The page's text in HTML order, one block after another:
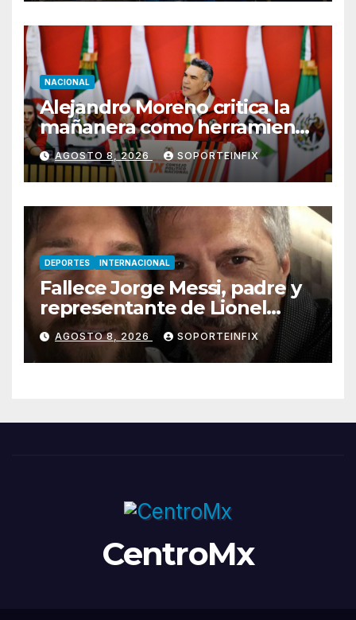
NACIONAL
Alejandro Moreno critica la
mañanera como herramienta
de control y señala
incongruencia en regulación
del derecho de réplica
AGOSTO 8, 2026 SOPORTEINFIX
DEPORTES INTERNACIONAL
Fallece Jorge Messi, padre y
representante de Lionel
Messi, en Rosario
AGOSTO 8, 2026 SOPORTEINFIX
CentroMx